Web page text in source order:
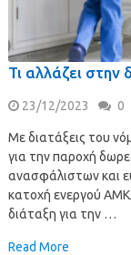
Τι αλλάζει
23/12/2023 0
Με διατάξεις του
για την παροχή
ανασφάλιστων και
κατοχή ενεργού
διάταξη για την …
Read More